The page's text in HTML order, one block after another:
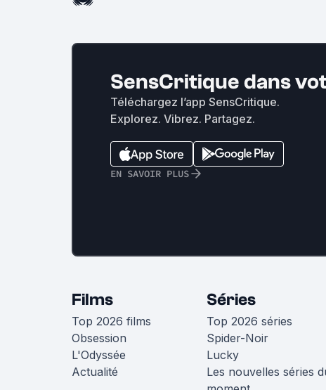
SensCritique dans
Téléchargez l’app SensCritique.
Explorez. Vibrez. Partagez.
EN SAVOIR PLUS
Films
Top 2026 films
Obsession
L'Odyssée
Actualité
Séries
Top 2026 séries
Spider-Noir
Lucky
Les nouvelles séries